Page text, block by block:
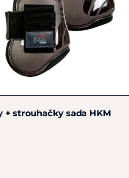
+ strouhačky sada HKM